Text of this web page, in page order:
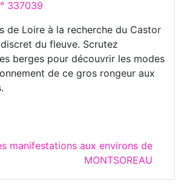
337039
de Loire à la recherche du Castor
du fleuve. Scrutez
berges pour découvrir les modes
de ce gros rongeur aux
manifestations aux environs de
MONTSOREAU